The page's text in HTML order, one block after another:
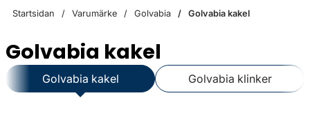
Startsidan Varumärke Golvabia Golvabia kakel
Golvabia kakel
Golvabia kakel Golvabia klinker